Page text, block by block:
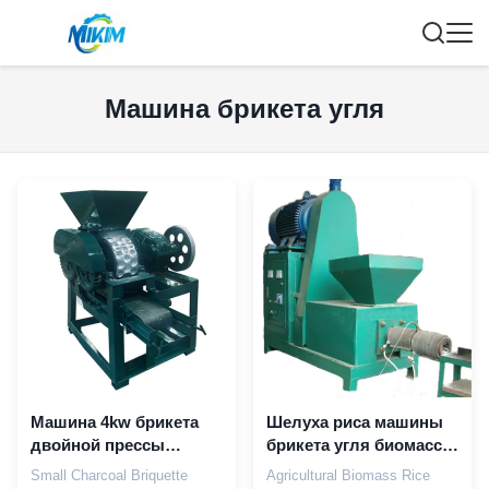
Машина брикета угля
Машина 4kw брикета
двойной прессы
шарика ролика
Small Charcoal Briquette
Шелуха риса машины
брикета угля биомассы
небольшая
Agricultural Biomass Rice